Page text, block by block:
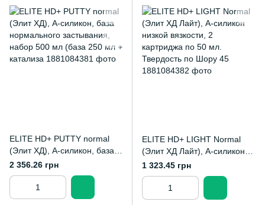
ELITE HD+ PUTTY normal
(Элит ХД), А-силикон, база
нормального застывания,
набор 500 мл (база 250 мл +
катализа
2 356.26 грн
ELITE HD+ LIGHT Normal
(Элит ХД Лайт), А-силикон
низкой вязкости, 2
картриджа по 50 мл.
Твердость по Шору 45
1 323.45 грн